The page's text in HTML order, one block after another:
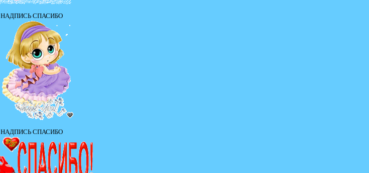
НАДПИСЬ СПАСИБО
НАДПИСЬ СПАСИБО